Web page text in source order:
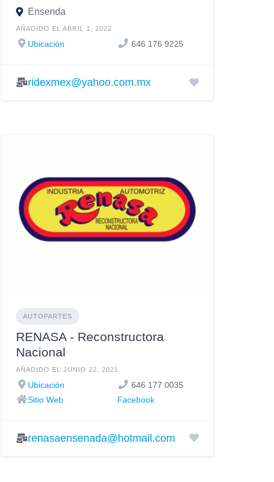
Ensenda
AÑADIDO EL ABRIL 1, 2022
Ubicación 646 176 9225
ridexmex@yahoo.com.mx
AUTOPARTES
RENASA - Reconstructora
Nacional
AÑADIDO EL JUNIO 22, 2021
Ubicación
646 177 0035
Sitio Web
Facebook
renasaensenada@hotmail.com